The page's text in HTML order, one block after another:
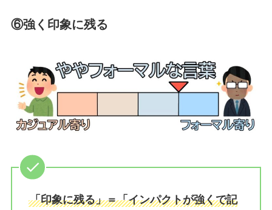
⑥強く印象に残る
「印象に残る」＝「インパクトが強くで記